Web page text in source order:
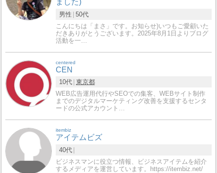
ました)
男性 50代
こんにちは「まさ」です。お知らせ)いつもご愛顧いた
だきありがとうございます。2025年8月1日よりブログ
活動を一…
centered
CEN
10代 東京都
WEB広告運用代行やSEOでの集客、WEBサイト制作
までのデジタルマーケティング改善を支援するセンタ
ードの公式アカウント…
itembiz
アイテムビズ
40代
ビジネスマンに役立つ情報、ビジネスアイテムを紹介
するメディアを運営しています。https://itembiz.net/